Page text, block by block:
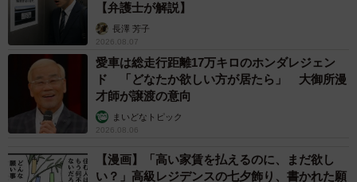
【弁護士が解説】
長澤 芳子
2026.08.07
愛車は総走行距離17万キロのホンダレジェン
ド 「どなたか欲しい方が居たら」 大御所漫
才師が譲渡の意向
まいどなトピック
2026.08.06
【漫画】「高い家賃を払えるのに、まだ欲し
い？」高級レジデンスの七夕飾り、書かれた願